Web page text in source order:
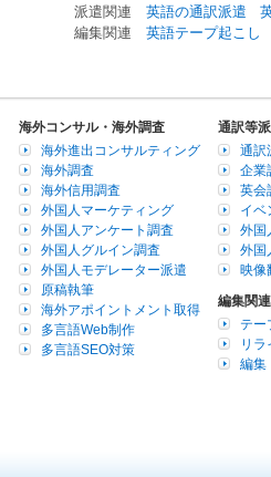
派遣関連
英語の通訳派遣
編集関連
英語テープ起こし
海外コンサル・海外調査
海外進出コンサルティング
海外調査
海外信用調査
外国人マーケティング
外国人アンケート調査
外国人グルイン調査
外国人モデレーター派遣
原稿執筆
海外アポイントメント取得
多言語Web制作
多言語SEO対策
通訳等
通訳
企業
英会
イベ
外国
外国
映像
編集関連
テー
リラ
編集